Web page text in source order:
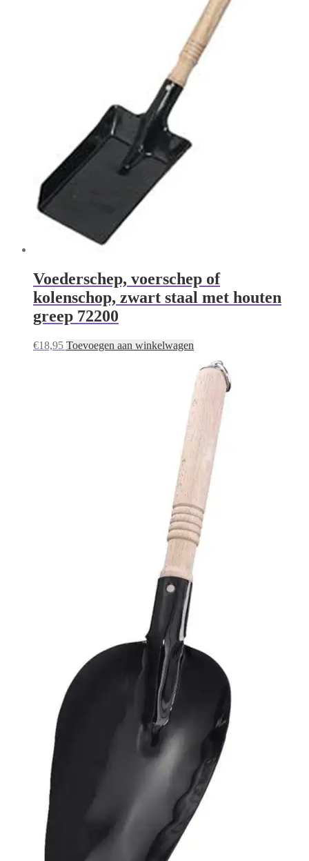
Voederschep, voerschep of
kolenschop, zwart staal met houten
greep 72200
€18,95 Toevoegen aan winkelwagen